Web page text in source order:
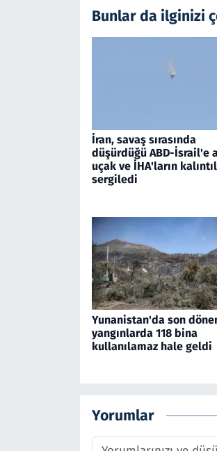
Bunlar da ilginizi
İran, savaş sırasında
düşürdüğü ABD-İsrail'e
uçak ve İHA'ların
sergiledi
Yunanistan'da son
yangınlarda 118 bina
kullanılamaz hale geldi
Yorumlar